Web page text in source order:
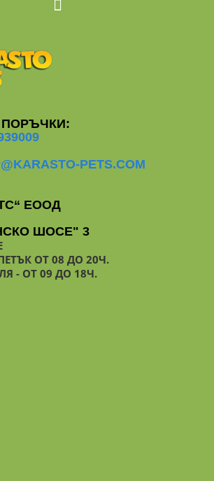
PETS.COM
ЕООД
ШОСЕ" 3
ОТ 08 ДО 20Ч.
- ОТ 09 ДО 18Ч.